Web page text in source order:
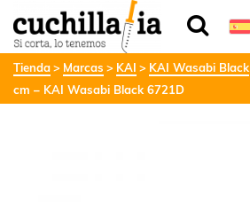
Tienda Marcas KAI KAI Wasabi Black
cm – KAI Wasabi Black 6721D